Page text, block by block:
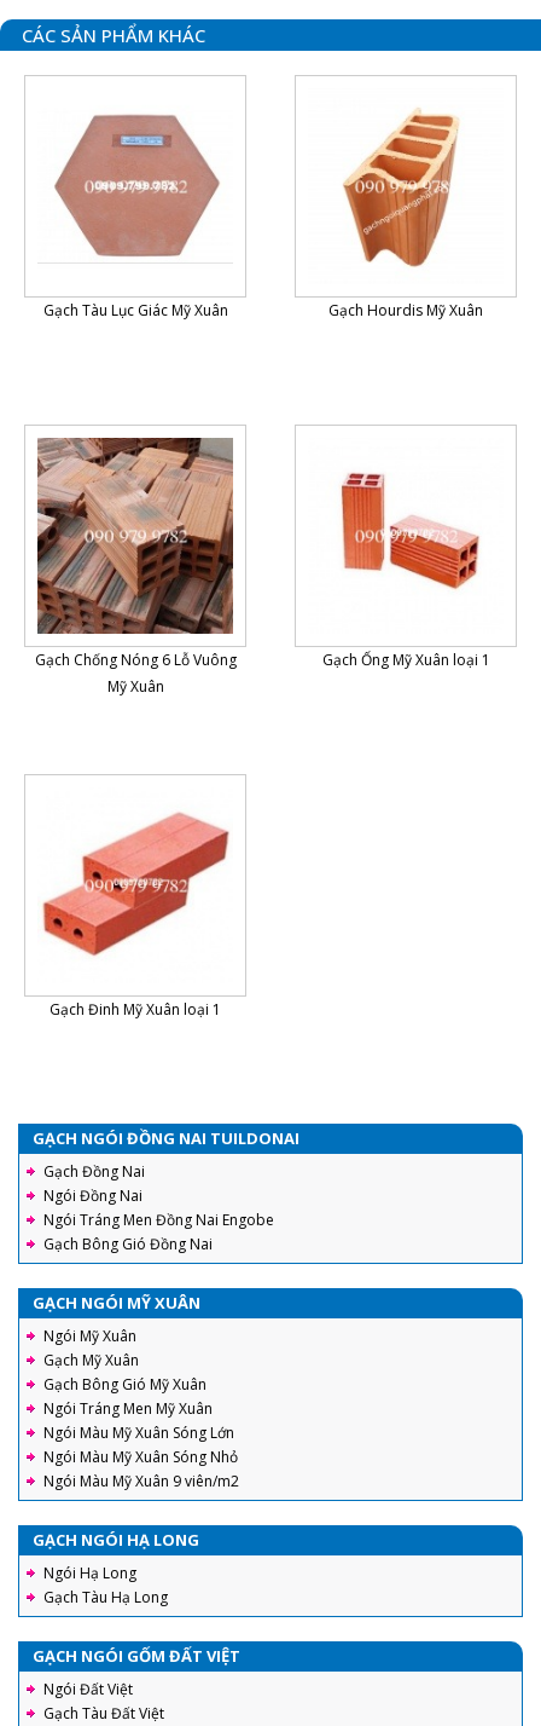
CÁC SẢN PHẨM KHÁC
Gạch Tàu Lục Giác Mỹ Xuân Gạch Hourdis Mỹ Xuân
Gạch Chống Nóng 6 Lỗ Vuông
Mỹ Xuân
Gạch Ống Mỹ Xuân loại 1
Gạch Đinh Mỹ Xuân loại 1
GẠCH NGÓI ĐỒNG NAI TUILDONAI
Gạch Đồng Nai
Ngói Đồng Nai
Ngói Tráng Men Đồng Nai Engobe
Gạch Bông Gió Đồng Nai
GẠCH NGÓI MỸ XUÂN
Ngói Mỹ Xuân
Gạch Mỹ Xuân
Gạch Bông Gió Mỹ Xuân
Ngói Tráng Men Mỹ Xuân
Ngói Màu Mỹ Xuân Sóng Lớn
Ngói Màu Mỹ Xuân Sóng Nhỏ
Ngói Màu Mỹ Xuân 9 viên/m2
GẠCH NGÓI HẠ LONG
Ngói Hạ Long
Gạch Tàu Hạ Long
GẠCH NGÓI GỐM ĐẤT VIỆT
Ngói Đất Việt
Gạch Tàu Đất Việt